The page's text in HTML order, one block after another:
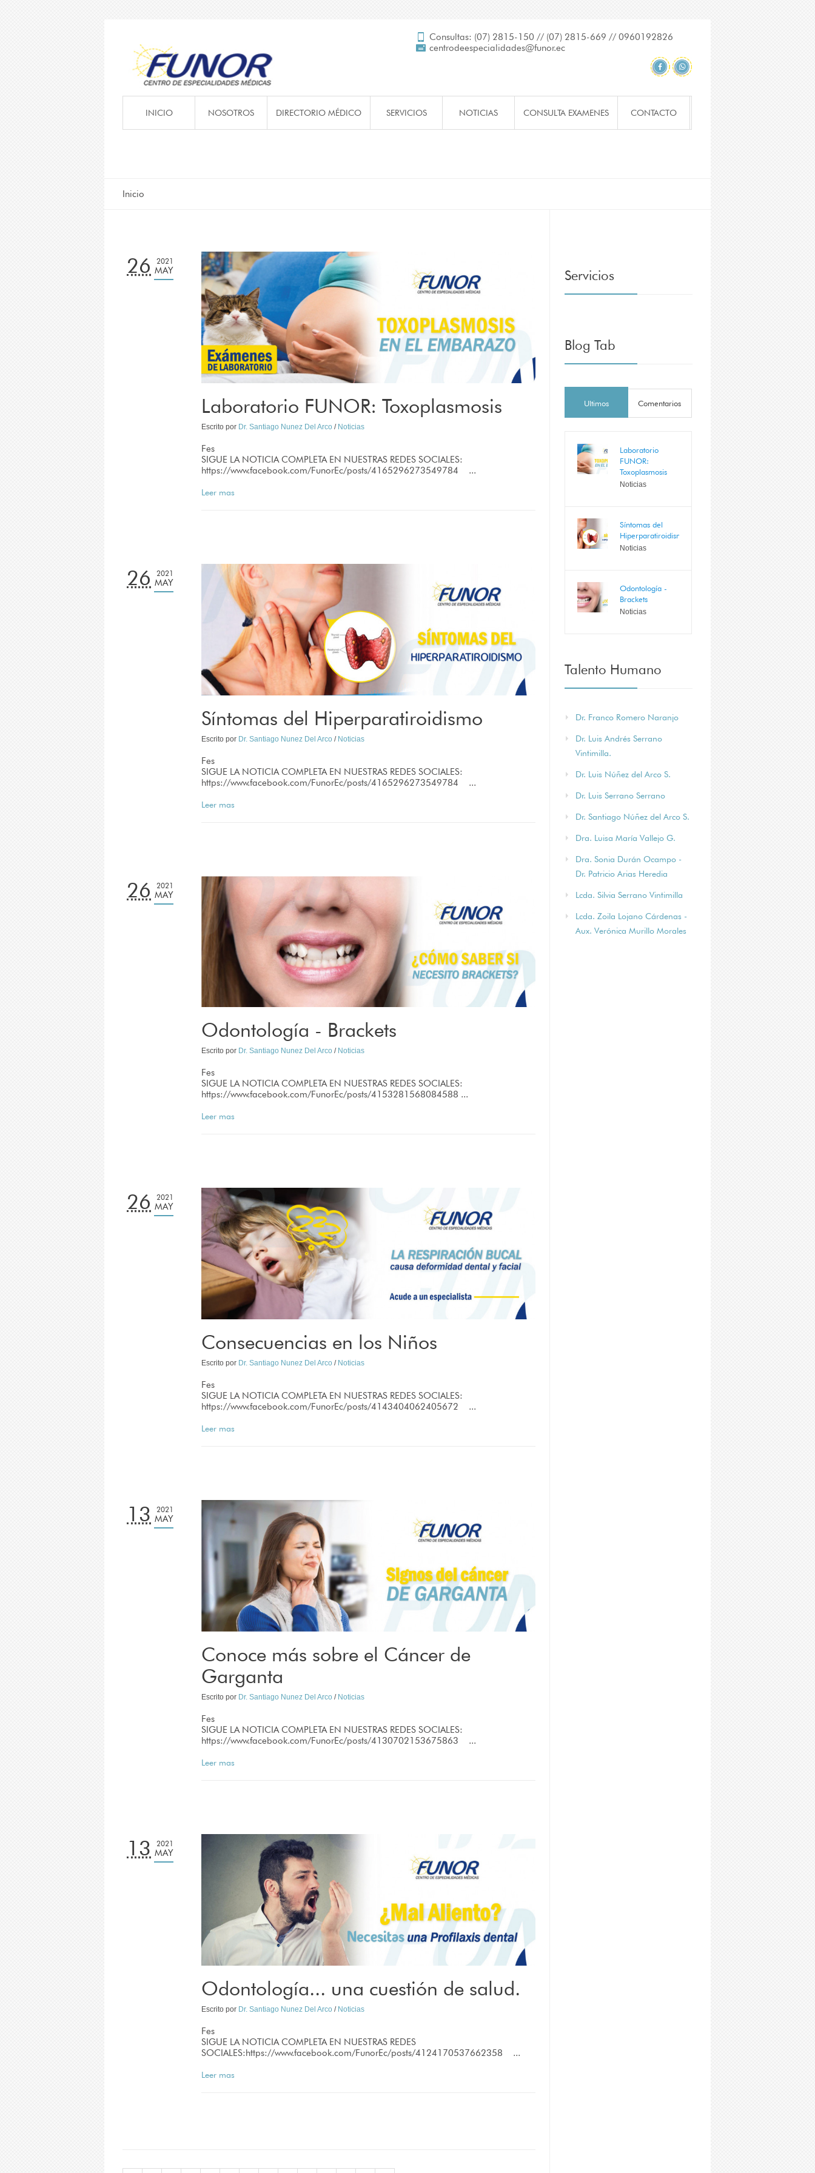
Consultas: (07) 2815-150 // (07) 2815-669 // 0960192826
centrodeespecialidades@funor.ec
INICIO NOSOTROS DIRECTORIO MÉDICO SERVICIOS NOTICIAS CONSULTA EXAMENES CONTACTO
Inicio
26 2021
MAY
Laboratorio FUNOR: Toxoplasmosis
Escrito por Dr. Santiago Nunez Del Arco / Noticias
Fes
SIGUE LA NOTICIA COMPLETA EN NUESTRAS REDES SOCIALES:
https://www.facebook.com/FunorEc/posts/4165296273549784 ...
Leer mas
26 2021
MAY
Síntomas del Hiperparatiroidismo
Escrito por Dr. Santiago Nunez Del Arco / Noticias
Fes
SIGUE LA NOTICIA COMPLETA EN NUESTRAS REDES SOCIALES:
https://www.facebook.com/FunorEc/posts/4165296273549784 ...
Leer mas
26 2021
MAY
Odontología - Brackets
Escrito por Dr. Santiago Nunez Del Arco / Noticias
Fes
SIGUE LA NOTICIA COMPLETA EN NUESTRAS REDES SOCIALES:
https://www.facebook.com/FunorEc/posts/4153281568084588 ...
Leer mas
26 2021
MAY
Consecuencias en los Niños
Escrito por Dr. Santiago Nunez Del Arco / Noticias
Fes
SIGUE LA NOTICIA COMPLETA EN NUESTRAS REDES SOCIALES:
https://www.facebook.com/FunorEc/posts/4143404062405672 ...
Leer mas
13 2021
MAY
Conoce más sobre el Cáncer de
Garganta
Escrito por Dr. Santiago Nunez Del Arco / Noticias
Fes
SIGUE LA NOTICIA COMPLETA EN NUESTRAS REDES SOCIALES:
https://www.facebook.com/FunorEc/posts/4130702153675863 ...
Leer mas
13 2021
MAY
Odontología... una cuestión de salud.
Escrito por Dr. Santiago Nunez Del Arco / Noticias
Fes
SIGUE LA NOTICIA COMPLETA EN NUESTRAS REDES
SOCIALES:https://www.facebook.com/FunorEc/posts/4124170537662358 ...
Leer mas
Servicios
Blog Tab
Ultimos Comentarios
Laboratorio
FUNOR:
Toxoplasmosis
Noticias
Síntomas del
Hiperparatiroidismo
Noticias
Odontología -
Brackets
Noticias
Talento Humano
Dr. Franco Romero Naranjo
Dr. Luis Andrés Serrano
Vintimilla.
Dr. Luis Núñez del Arco S.
Dr. Luis Serrano Serrano
Dr. Santiago Núñez del Arco S.
Dra. Luisa María Vallejo G.
Dra. Sonia Durán Ocampo -
Dr. Patricio Arias Heredia
Lcda. Silvia Serrano Vintimilla
Lcda. Zoila Lojano Cárdenas -
Aux. Verónica Murillo Morales